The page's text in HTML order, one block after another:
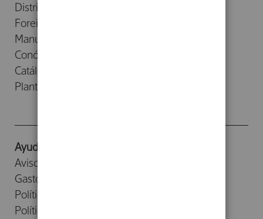
Distribuidores
Foreign Rights
Manuscritos
Conócenos
Catálogos
Planta Baja
Ayuda
Aviso legal
Gastos de envío
Política de devoluciones
Política de cookies